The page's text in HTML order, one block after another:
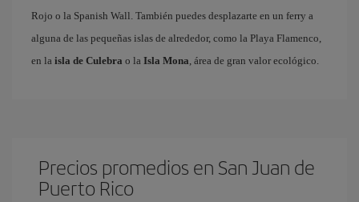
Rojo o la Spanish Wall. También puedes desplazarte en un ferry a
alguna de las pequeñas islas de alrededor, como la Playa Flamenco,
en la isla de Culebra o la Isla Mona, área de gran valor ecológico.
Precios promedios en San Juan de
Puerto Rico